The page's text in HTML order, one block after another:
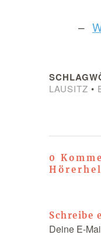
LAUSITZ •
0
Schreibe
Deine E-